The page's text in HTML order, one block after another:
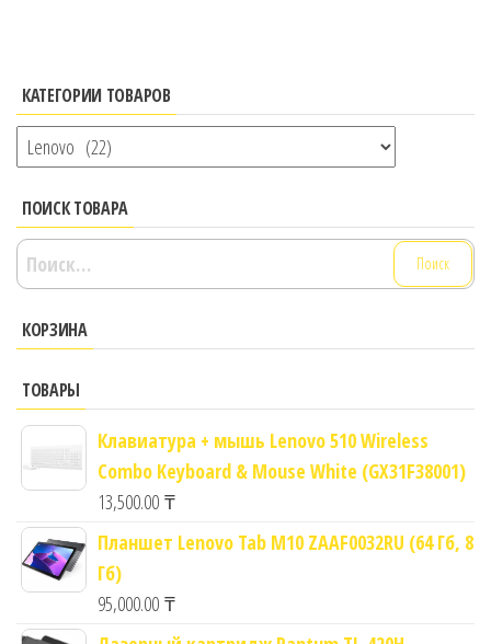
КАТЕГОРИИ ТОВАРОВ
ПОИСК ТОВАРА
Найти:
КОРЗИНА
ТОВАРЫ
Клавиатура + мышь Lenovo 510 Wireless
Combo Keyboard & Mouse White (GX31F38001)
13,500.00 ₸
Планшет Lenovo Tab M10 ZAAF0032RU (64 Гб, 8
Гб)
95,000.00 ₸